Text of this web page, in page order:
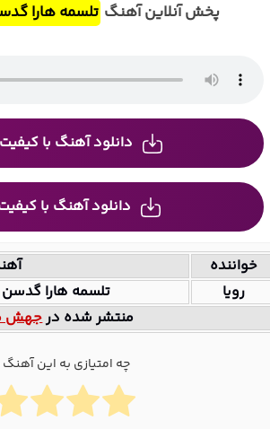
پخش آنلاین آهنگ تلسمه هارا
دانلود آهنگ با کیفیت
دانلود آهنگ با کیفیت
خواننده
رویا
تلسمه هارا
منتشر شده درجهش
چه امتیازی به این